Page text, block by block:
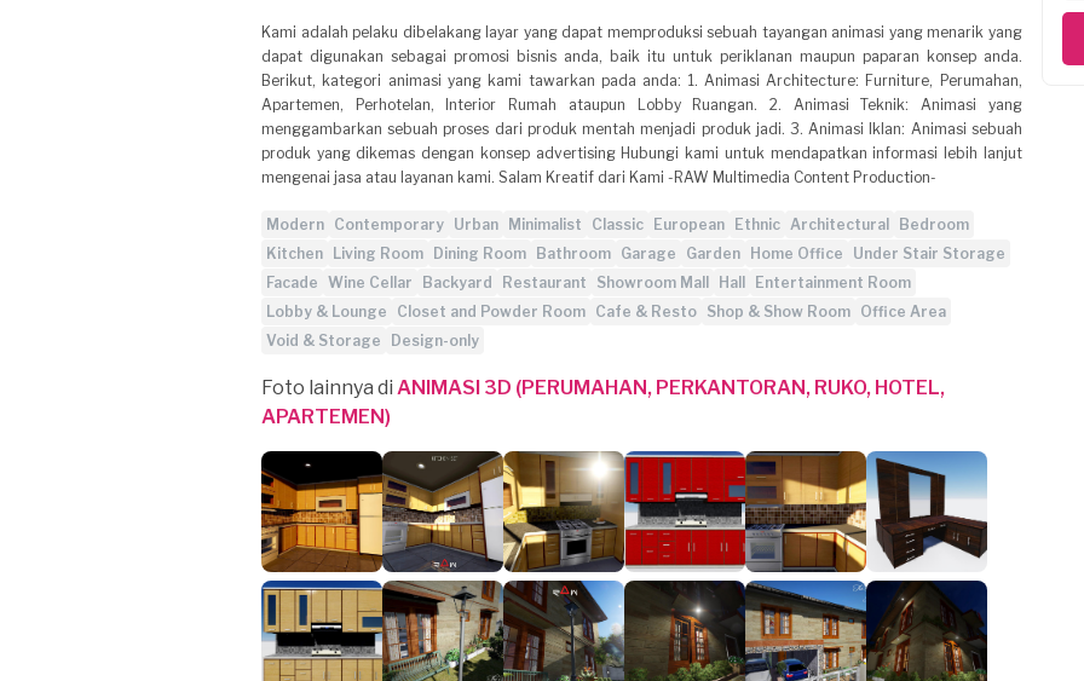
Kami adalah pelaku dibelakang layar yang dapat memproduksi sebuah tayangan animasi yang menarik yang
dapat digunakan sebagai promosi bisnis anda, baik itu untuk periklanan maupun paparan konsep anda.
Berikut, kategori animasi yang kami tawarkan pada anda: 1. Animasi Architecture: Furniture, Perumahan,
Apartemen, Perhotelan, Interior Rumah ataupun Lobby Ruangan. 2. Animasi Teknik: Animasi yang
menggambarkan sebuah proses dari produk mentah menjadi produk jadi. 3. Animasi Iklan: Animasi sebuah
produk yang dikemas dengan konsep advertising Hubungi kami untuk mendapatkan informasi lebih lanjut
mengenai jasa atau layanan kami. Salam Kreatif dari Kami -RAW Multimedia Content Production-
Modern Contemporary Urban Minimalist Classic European Ethnic Architectural
Bedroom
Kitchen
Living Room Dining Room Bathroom Garage Garden Home Office
Under Stair Storage
Facade Wine Cellar Backyard Restaurant Showroom Mall Hall
Entertainment Room
Lobby & Lounge
Closet and Powder Room Cafe & Resto Shop & Show Room Office Area
Void & Storage
Design-only
Foto lainnya di ANIMASI 3D (PERUMAHAN, PERKANTORAN, RUKO, HOTEL,
APARTEMEN)